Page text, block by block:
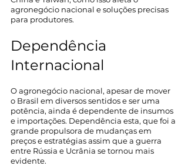
agronegócio nacional e soluções precisas
para produtores.
Dependência
Internacional
O agronegócio nacional, apesar de mover
o Brasil em diversos sentidos e ser uma
potência, ainda é dependente de insumos
e importações. Dependência esta, que foi a
grande propulsora de mudanças em
preços e estratégias assim que a guerra
entre Rússia e Ucrânia se tornou mais
evidente.